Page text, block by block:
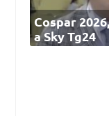
Cospar
a Sky Tg24